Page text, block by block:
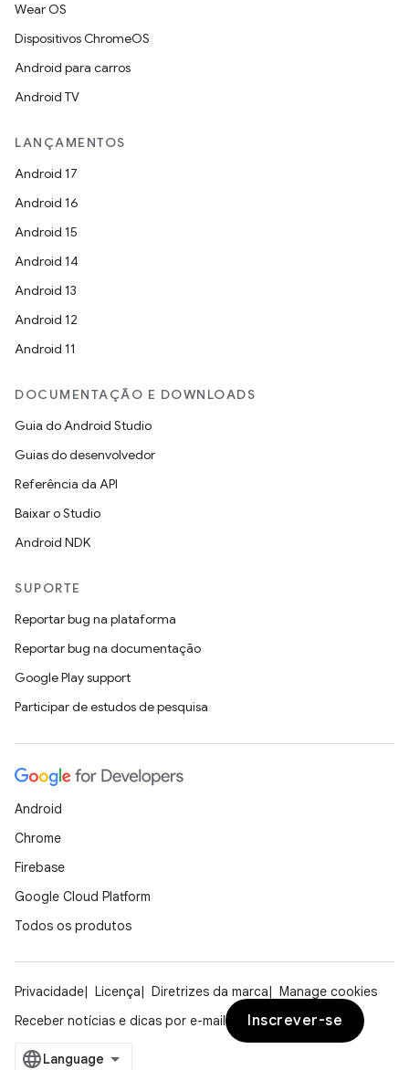
Wear OS
Dispositivos ChromeOS
Android para carros
Android TV
LANÇAMENTOS
Android 17
Android 16
Android 15
Android 14
Android 13
Android 12
Android 11
DOCUMENTAÇÃO E DOWNLOADS
Guia do Android Studio
Guias do desenvolvedor
Referência da API
Baixar o Studio
Android NDK
SUPORTE
Reportar bug na plataforma
Reportar bug na documentação
Google Play support
Participar de estudos de pesquisa
Android
Chrome
Firebase
Google Cloud Platform
Todos os produtos
Privacidade Licença Diretrizes da marca
Manage cookies
Receber notícias e dicas por e-mail
Inscrever-se